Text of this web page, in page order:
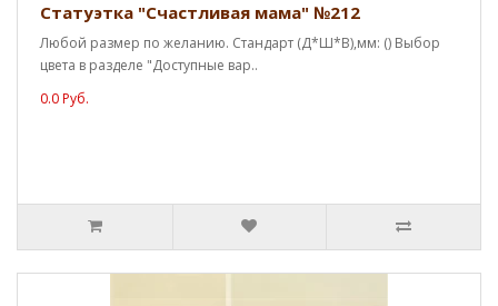
Статуэтка "Счастливая мама" №212
Любой размер по желанию. Стандарт (Д*Ш*В),мм: () Выбор
цвета в разделе "Доступные вар..
0.0 Руб.